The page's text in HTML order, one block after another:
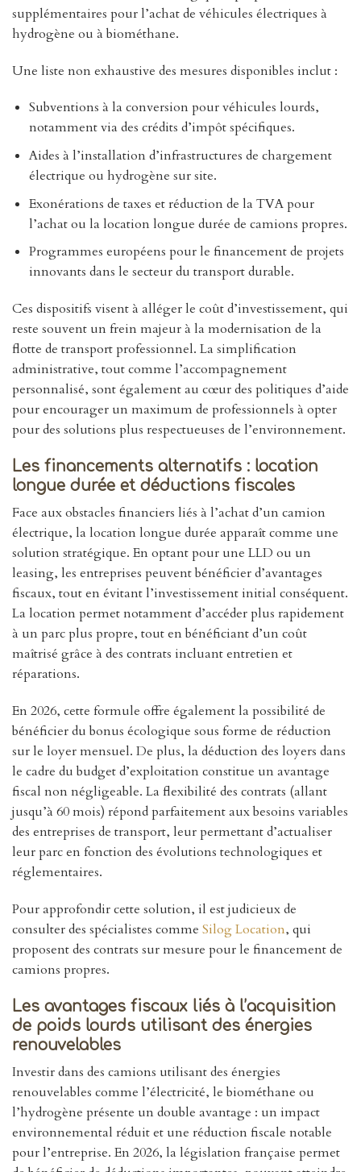
supplémentaires pour l’achat de véhicules électriques à
hydrogène ou à biométhane.
Une liste non exhaustive des mesures disponibles inclut :
Subventions à la conversion pour véhicules lourds,
notamment via des crédits d’impôt spécifiques.
Aides à l’installation d’infrastructures de chargement
électrique ou hydrogène sur site.
Exonérations de taxes et réduction de la TVA pour
l’achat ou la location longue durée de camions propres.
Programmes européens pour le financement de projets
innovants dans le secteur du transport durable.
Ces dispositifs visent à alléger le coût d’investissement, qui
reste souvent un frein majeur à la modernisation de la
flotte de transport professionnel. La simplification
administrative, tout comme l’accompagnement
personnalisé, sont également au cœur des politiques d’aide
pour encourager un maximum de professionnels à opter
pour des solutions plus respectueuses de l’environnement.
Les financements alternatifs : location
longue durée et déductions fiscales
Face aux obstacles financiers liés à l’achat d’un camion
électrique, la location longue durée apparaît comme une
solution stratégique. En optant pour une LLD ou un
leasing, les entreprises peuvent bénéficier d’avantages
fiscaux, tout en évitant l’investissement initial conséquent.
La location permet notamment d’accéder plus rapidement
à un parc plus propre, tout en bénéficiant d’un coût
maîtrisé grâce à des contrats incluant entretien et
réparations.
En 2026, cette formule offre également la possibilité de
bénéficier du bonus écologique sous forme de réduction
sur le loyer mensuel. De plus, la déduction des loyers dans
le cadre du budget d’exploitation constitue un avantage
fiscal non négligeable. La flexibilité des contrats (allant
jusqu’à 60 mois) répond parfaitement aux besoins variables
des entreprises de transport, leur permettant d’actualiser
leur parc en fonction des évolutions technologiques et
réglementaires.
Pour approfondir cette solution, il est judicieux de
consulter des spécialistes comme Silog Location, qui
proposent des contrats sur mesure pour le financement de
camions propres.
Les avantages fiscaux liés à l’acquisition
de poids lourds utilisant des énergies
renouvelables
Investir dans des camions utilisant des énergies
renouvelables comme l’électricité, le biométhane ou
l’hydrogène présente un double avantage : un impact
environnemental réduit et une réduction fiscale notable
pour l’entreprise. En 2026, la législation française permet